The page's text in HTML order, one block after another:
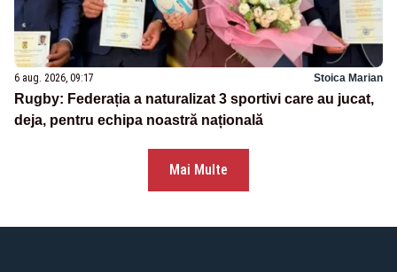
6 aug. 2026, 09:17 Stoica Marian
Rugby: Federația a naturalizat 3 sportivi care au jucat,
deja, pentru echipa noastră națională
Mai Multe